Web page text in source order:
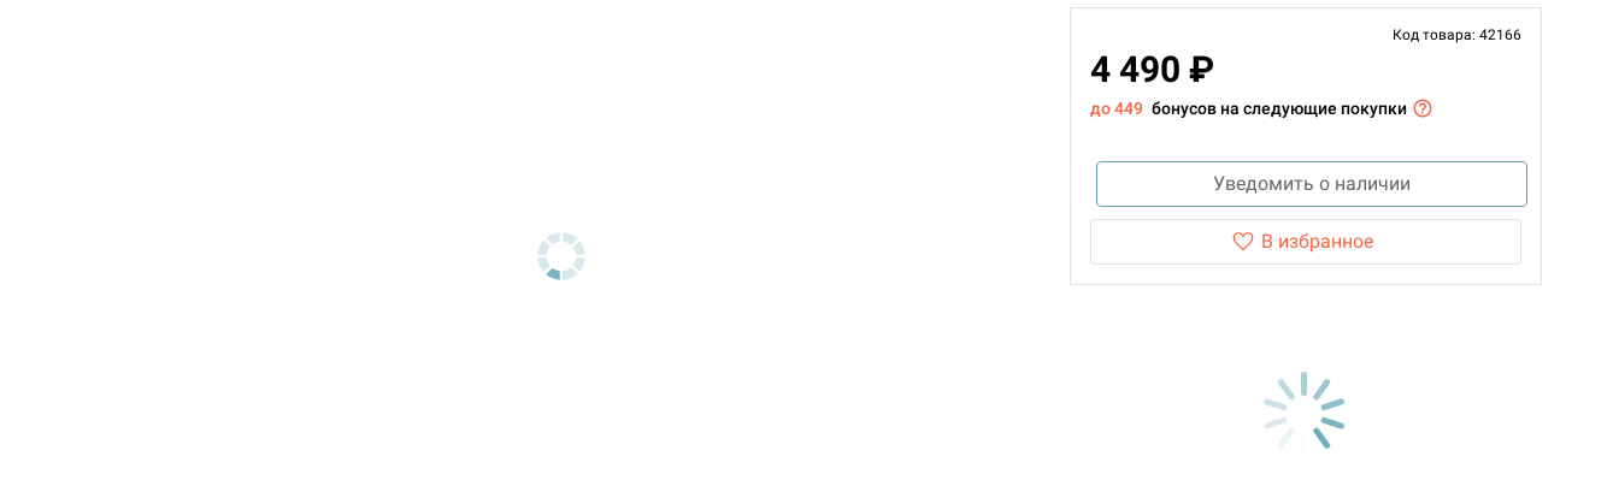
Код товара: 42166
4 490 ₽
до 449 бонусов на следующие покупки
Уведомить о наличии
В избранное